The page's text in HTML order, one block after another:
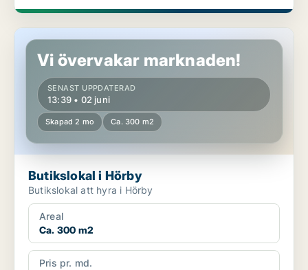
Butikslokal i Hörby
Vi övervakar marknaden!
SENAST UPPDATERAD
13:39 • 02 juni
Skapad 2 mo Ca. 300 m2
Butikslokal i Hörby
Butikslokal att hyra i Hörby
Areal
Ca. 300 m2
Pris pr. md.